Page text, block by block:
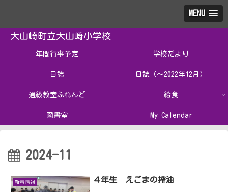
MENU
大山崎町立大山崎小学校
年間行事予定 学校だより
日誌 日誌（～2022年12月）
通級教室ふれんど 給食
図書室 My Calendar
2024-11
新着情報 ４年生 えごまの搾油